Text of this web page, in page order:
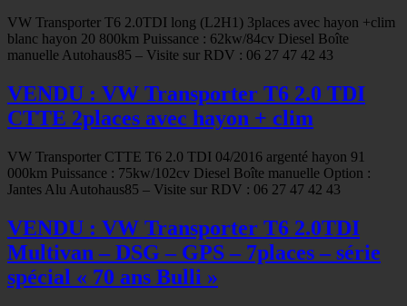
VW Transporter T6 2.0TDI long (L2H1) 3places avec hayon +clim
blanc hayon 20 800km Puissance : 62kw/84cv Diesel Boîte
manuelle Autohaus85 – Visite sur RDV : 06 27 47 42 43
VENDU : VW Transporter T6 2.0 TDI
CTTE 2places avec hayon + clim
VW Transporter CTTE T6 2.0 TDI 04/2016 argenté hayon 91
000km Puissance : 75kw/102cv Diesel Boîte manuelle Option :
Jantes Alu Autohaus85 – Visite sur RDV : 06 27 47 42 43
VENDU : VW Transporter T6 2.0TDI
Multivan – DSG – GPS – 7places – série
spécial « 70 ans Bulli »